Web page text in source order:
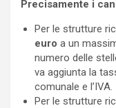
Precisamente i
Per le strutture
euro a un
numero delle
va aggiunta la
comunale e l’IVA.
Per le strutture